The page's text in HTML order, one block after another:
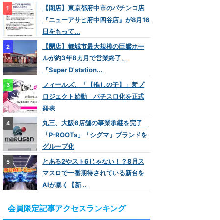
【閉店】東京都府中市のパチンコ店
『ニューアサヒ府中四谷店』が8月16
日をもって...
【閉店】都城市最大規模の巨艦ホー
ルが約3年8カ月で営業終了、
『Super D'station...
フィールズ、「【推しの子】」新プ
ロジェクト始動 パチスロ化を正式
発表
丸三、大阪6店舗の事業承継を完了
「P-ROOTs」「シグマ」ブランドを
グループ化
とある2やスト6じゃない！？8月ス
マスロで一番期待されている新台を
AIが暴く【新...
会員限定記事アクセスランキング